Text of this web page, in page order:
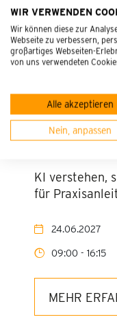
WIR VERWENDEN
Wir können diese zur
Webseite zu verbessern,
großartiges Webseiten-
von uns verwendeten
Alle akzeptieren
Nein, anpassen
für
05.03.2027
09:00 - 16:15
MEHR
KI verstehen,
für
24.06.2027
09:00 - 16:15
MEHR